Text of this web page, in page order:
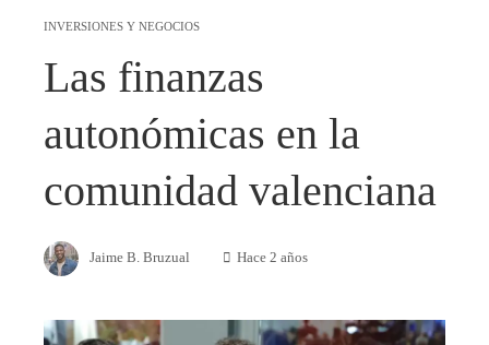
INVERSIONES Y NEGOCIOS
Las finanzas
autonómicas en la
comunidad valenciana
Jaime B. Bruzual Hace 2 años